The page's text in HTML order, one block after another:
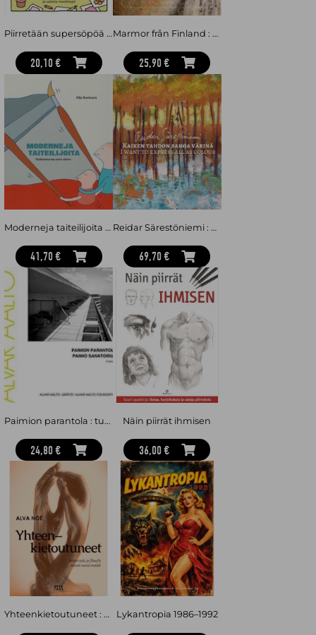
Piirretään supersöpöä : Opi piirtämään herttaisia hahmoja ja suloisia maailmoja
20,10 €
Marmor från Finland : Svenskt maktsymbol under flera sekel
25,90 €
Moderneja taiteilijoita : taidehistoriaa omin silmin
41,70 €
Reidar Särestöniemi : Kaiken tahdon sanoa värinä = I want to express all as colour
69,70 €
Paimion parantola : tuberkuloosiparantola, Paimio 1929-32, Alvar Aallon arkkitehtuuria no 1
24,80 €
Näin piirrät ihmisen
36,00 €
Yhteenkietoutuneet : miten taide ja filosofia tekevät meistä meidät Lykantropia 1986–1992